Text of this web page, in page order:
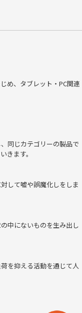
アしています。
、万が一ガラスが割れて
防指紋」
め、タブレット・PC関連
同じカテゴリーの製品で
きます。
して嘘や誤魔化しをしま
中にないものを生み出し
を抑える活動を通じて人